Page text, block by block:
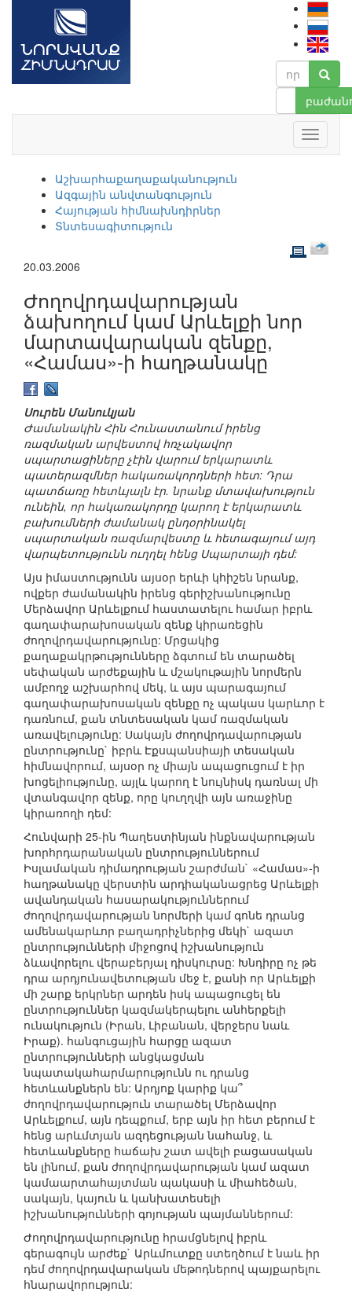
Աշխարհաքաղաքականություն
Ազգային անվտանգություն
Հայության հիմնախնդիրներ
Տնտեսագիտություն
20.03.2006
Ժողովրդավարության
ձախողում կամ Արևելքի նոր
մարտավարական զենքը,
«Համաս»-ի հաղթանակը
Սուրեն Մանուկյան
Ժամանակին Հին Հունաստանում իրենց
ռազմական արվեստով հռչակավոր
սպարտացիները չէին վարում երկարատև
պատերազմներ հակառակորդների հետ: Դրա
պատճառը հետևյալն էր. նրանք մտավախություն
ունեին, որ հակառակորդը կարող է երկարատև
բախումների ժամանակ ընդօրինակել
սպարտական ռազմարվեստը և հետագայում այդ
վարպետությունն ուղղել հենց Սպարտայի դեմ:
Այս իմաստությունն այսօր երևի կհիշեն նրանք,
ովքեր ժամանակին իրենց գերիշխանությունը
Մերձավոր Արևելքում հաստատելու համար իբրև
գաղափարախոսական զենք կիրառեցին
ժողովրդավարությունը: Մրցակից
քաղաքակրթությունները ձգտում են տարածել
սեփական արժեքային և մշակութային նորմերն
ամբողջ աշխարհով մեկ, և այս պարագայում
գաղափարախոսական զենքը ոչ պակաս կարևոր է
դառնում, քան տնտեսական կամ ռազմական
առավելությունը: Սակայն ժողովրդավարության
ընտրությունը` իբրև Էքսպանսիայի տեսական
հիմնավորում, այսօր ոչ միայն ապացուցում է իր
խոցելիությունը, այլև կարող է նույնիսկ դառնալ մի
վտանգավոր զենք, որը կուղղվի այն առաջինը
կիրառողի դեմ:
Հունվարի 25-ին Պաղեստինյան ինքնավարության
խորհրդարանական ընտրություններում
Իսլամական դիմադրության շարժման` «Համաս»-ի
հաղթանակը վերստին արդիականացրեց Արևելքի
ավանդական հասարակություններում
ժողովրդավարության նորմերի կամ գոնե դրանց
ամենակարևոր բաղադրիչներից մեկի` ազատ
ընտրությունների միջոցով իշխանություն
ձևավորելու վերաբերյալ դիսկուրսը: Խնդիրը ոչ թե
դրա արդյունավետության մեջ է, քանի որ Արևելքի
մի շարք երկրներ արդեն իսկ ապացուցել են
ընտրություններ կազմակերպելու անհերքելի
ունակություն (Իրան, Լիբանան, վերջերս նաև
Իրաք). հանգուցային հարցը ազատ
ընտրությունների անցկացման
նպատակահարմարությունն ու դրանց
հետևանքներն են: Արդյոք կարիք կա՞
ժողովրդավարություն տարածել Մերձավոր
Արևելքում, այն դեպքում, երբ այն իր հետ բերում է
հենց արևմտյան ազդեցության նահանջ, և
հետևանքները հաճախ շատ ավելի բացասական
են լինում, քան ժողովրդավարության կամ ազատ
կամաարտահայտման պակասի և միահեծան,
սակայն, կայուն և կանխատեսելի
իշխանությունների գոյության պայմաններում:
Ժողովրդավարությունը հրամցնելով իբրև
գերագույն արժեք` Արևմուտքը ստեղծում է նաև իր
դեմ ժողովրդավարական մեթոդներով պայքարելու
հնարավորություն: